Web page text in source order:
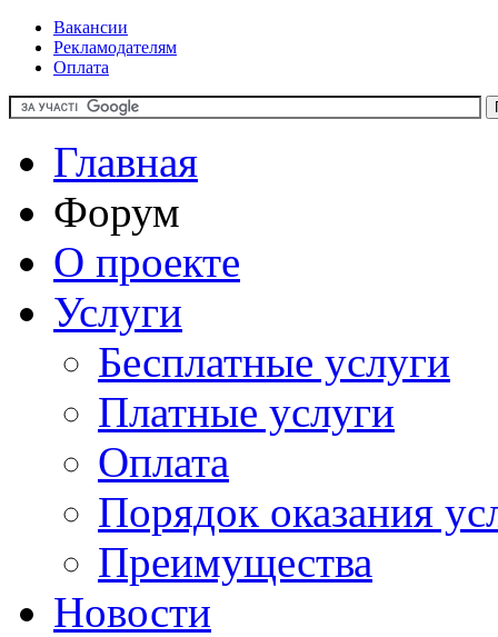
Вакансии
Рекламодателям
Оплата
Главная
Форум
О проекте
Услуги
Бесплатные услуги
Платные услуги
Оплата
Порядок оказания
Преимущества
Новости